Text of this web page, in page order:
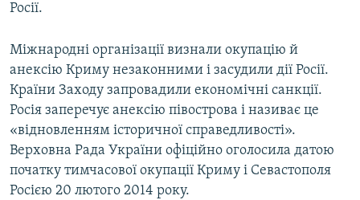
Росії.
Міжнародні організації визнали окупацію й
анексію Криму незаконними і засудили дії Росії.
Країни Заходу запровадили економічні санкції.
Росія заперечує анексію півострова і називає це
«відновленням історичної справедливості».
Верховна Рада України офіційно оголосила датою
початку тимчасової окупації Криму і Севастополя
Росією 20 лютого 2014 року.